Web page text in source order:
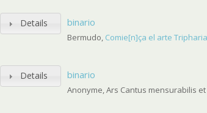
Details binario
Bermudo, Comie[n]ça el arte
Details binario
Anonyme, Ars Cantus mensurabilis